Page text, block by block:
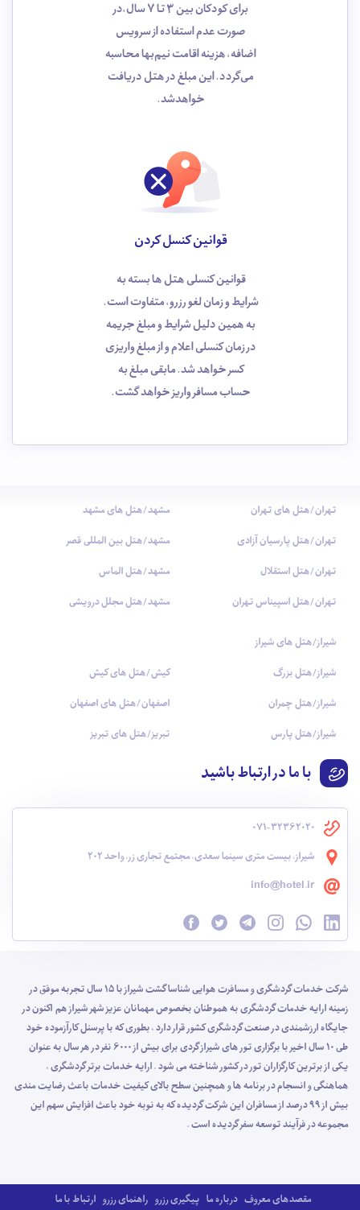
برای کودکان بین 3 تا 7 سال،در
صورت عدم استفاده از سرویس
اضافه، هزینه اقامت نیم‌بها محاسبه
می‌گردد. این مبلغ در هتل دریافت
خواهدشد.
قوانین کنسل کردن
قوانین کنسلی هتل ها بسته به
شرایط و زمان لغو رزرو، متفاوت است.
به همین دلیل شرایط و مبلغ جریمه
در زمان کنسلی اعلام و از مبلغ واریزی
کسر خواهد شد. مابقی مبلغ به
حساب مسافر واریز خواهد گشت.
تهران/هتل های تهران
تهران/هتل پارسیان آزادی
تهران/هتل استقلال
تهران/هتل اسپیناس تهران
مشهد/هتل های مشهد
مشهد/هتل بین المللی قصر
مشهد/هتل الماس
مشهد/هتل مجلل درویشی
شیراز/هتل های شیراز
شیراز/هتل بزرگ
شیراز/هتل چمران
شیراز/هتل پارس
کیش/هتل های کیش
اصفهان/هتل های اصفهان
تبریز/هتل های تبریز
با ما در ارتباط باشید
071-32362020
شیراز، بیست متری سینما سعدی، مجتمع تجاری زر، واحد 202
info@hotel.ir
شرکت خدمات گردشگری و مسافرت هوایی شناسا گشت شیراز با 15 سال تجربه موفق در
زمینه ارایه خدمات گردشگری به هموطنان بخصوص مهمانان عزیز شهر شیراز هم اکنون در
جایگاه ارزشمندی در صنعت گردشگری کشور قرار دارد ، بطوری که با پرسنل کارآزموده خود
طی 10 سال اخیر با برگزاری تور های شیراز گردی برای بیش از 6000 نفر در هر سال به عنوان
یکی از برترین کارگزاران تور در کشور شناخته می شود . ارایه خدمات برتر گردشگری ،
هماهنگی و انسجام در برنامه ها و همچنین سطح بالای کیفیت خدمات باعث رضایت مندی
بیش از 99 درصد از مسافران این شرکت گردیده که به نوبه خود باعث افزایش سهم این
مجموعه در فرآیند توسعه سفر گردیده است .
مقصدهای معروف درباره ما پیگیری رزرو راهنمای رزرو ارتباط با ما